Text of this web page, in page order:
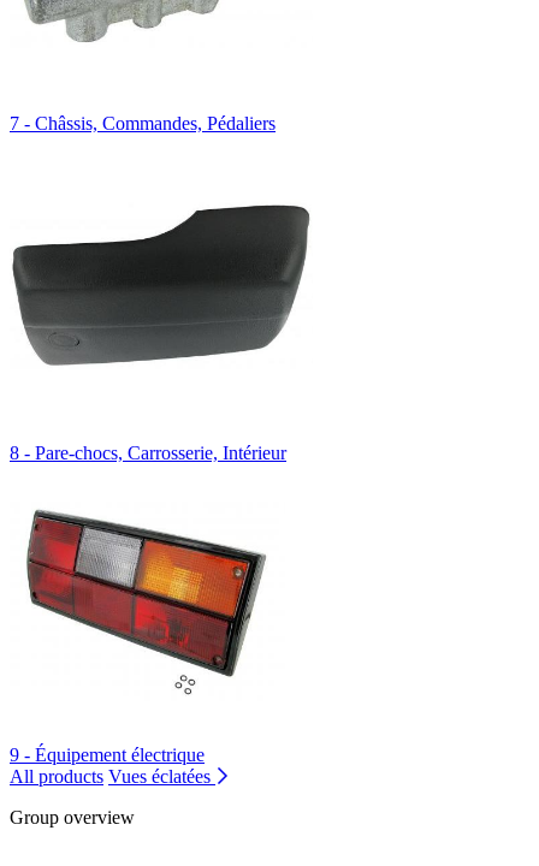
7 - Châssis, Commandes, Pédaliers
8 - Pare-chocs, Carrosserie, Intérieur
9 - Équipement électrique
All products Vues éclatées
Group overview